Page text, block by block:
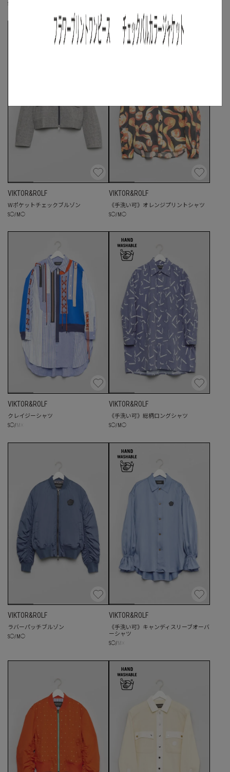
S
VIKTOR&ROLF
Wポケットチェックブルゾン
S◯/ M ◯
VIKTOR&ROLF
《手洗い可》オレンジプリントシャツ
S◯/ M ◯
VIKTOR&ROLF
クレイジーシャツ
S◯/
VIKTOR&ROLF
《手洗い可》総柄ロングシャツ
S◯/ M ◯
VIKTOR&ROLF
ラバーパッチブルゾン
S◯/ M ◯
VIKTOR&ROLF
《手洗い可》キャンディスリーブオーバ
ーシャツ
S◯/